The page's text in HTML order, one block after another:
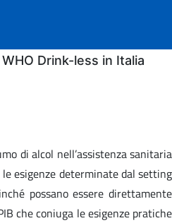
Drink-less in Italia
di alcol nell’assistenza sanitaria
esigenze determinate dal setting
possano essere direttamente
che coniuga le esigenze pratiche